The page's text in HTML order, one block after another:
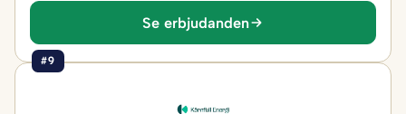
Se erbjudanden
#9